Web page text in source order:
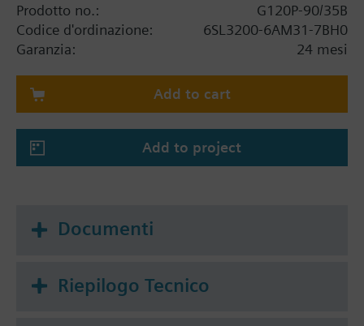
Prodotto no.:
G120P-90/35B
Codice d'ordinazione:
6SL3200-6AM31-7BH0
Garanzia:
24 mesi
Add to cart
Add to project
Documenti
Riepilogo Tecnico